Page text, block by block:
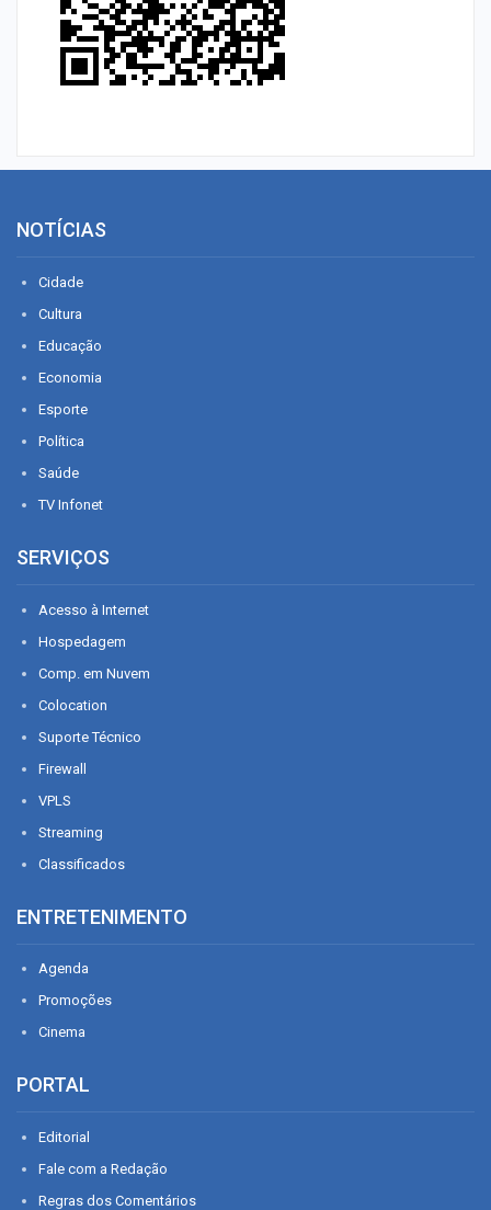
NOTÍCIAS
Cidade
Cultura
Educação
Economia
Esporte
Política
Saúde
TV Infonet
SERVIÇOS
Acesso à Internet
Hospedagem
Comp. em Nuvem
Colocation
Suporte Técnico
Firewall
VPLS
Streaming
Classificados
ENTRETENIMENTO
Agenda
Promoções
Cinema
PORTAL
Editorial
Fale com a Redação
Regras dos Comentários